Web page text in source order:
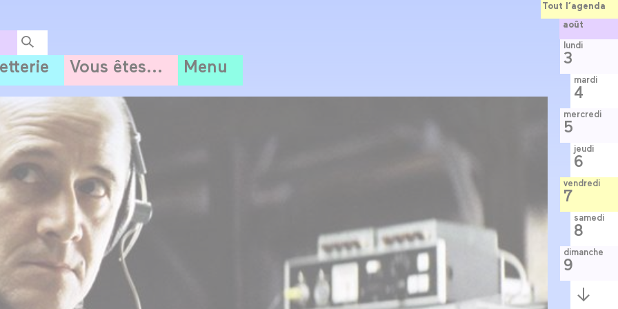
Vous êtes... Menu
Tout l’agenda
août
lundi
3
mardi
4
mercredi
5
jeudi
6
vendredi
7
samedi
8
dimanche
9
Semaine
suivante